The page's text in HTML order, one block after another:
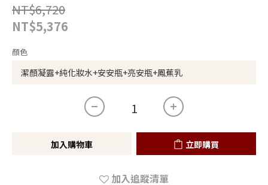
NT$6,720
NT$5,376
顏色
加入購物車 立即購買
加入追蹤清單